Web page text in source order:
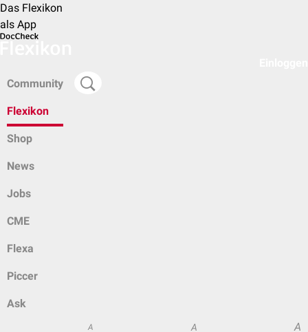
Das Flexikon
als App
Community
Flexikon
Shop
News
Jobs
CME
Flexa
Piccer
Ask
A A A